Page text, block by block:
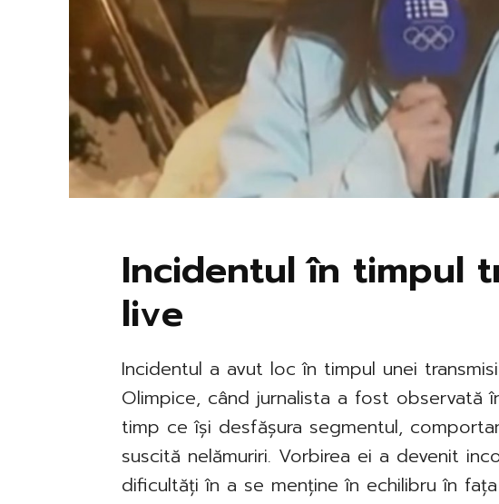
Incidentul în timpul
live
Incidentul a avut loc în timpul unei
Olimpice, când jurnalista a fost observată
timp ce își desfășura segmentul,
suscită nelămuriri. Vorbirea ei a devenit
dificultăți în a se menține în echilibru în